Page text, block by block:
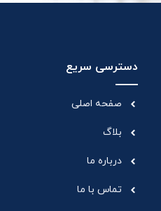
دسترسی سریع
صفحه اصلی
بلاگ
درباره ما
تماس با ما